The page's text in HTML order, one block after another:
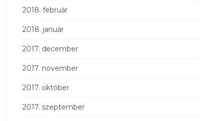
2018. február
2018. január
2017. december
2017. november
2017. október
2017. szeptember